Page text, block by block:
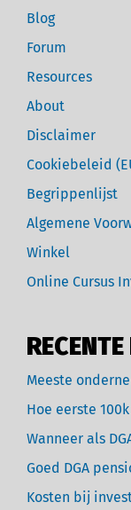
Blog
Forum
Resources
About
Disclaimer
Cookiebeleid
Begrippenlijst
Algemene
Winkel
Online Cursus
Meeste
Hoe eerste
Wanneer als
Goed DGA
Kosten bij